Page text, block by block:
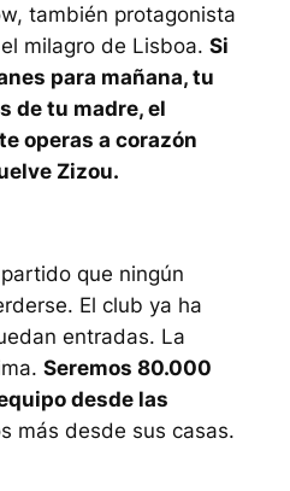
también protagonista
milagro de Lisboa. Si
para mañana, tu
de tu madre, el
operas a corazón
Zizou.
que ningún
El club ya ha
entradas. La
Seremos 80.000
desde las
más desde sus casas.